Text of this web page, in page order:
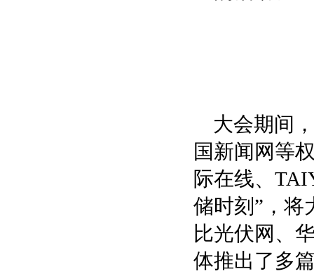
大会期间
国新闻网等
际在线、
储时刻”，将
比光伏网、
体推出了多